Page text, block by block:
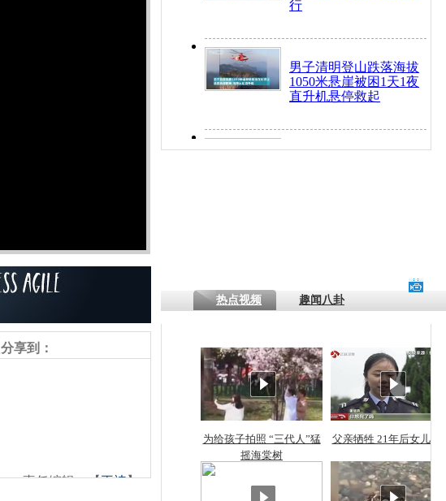
行
男子清明登山跌落海拔
1050米悬崖被困1天1夜
直升机悬停救起
探访传承四千年传统习
俗：近万民众为娥皇女
英省亲送行
小伙骑车逆行被查情绪
分享到：
责任编辑：【王祎】
热点视频 趣闻八卦
为给孩子拍照 “三代人”猛
摇海棠树
父亲牺牲 21年后女儿从警